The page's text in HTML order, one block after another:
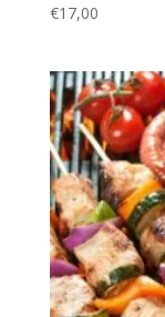
€17,00